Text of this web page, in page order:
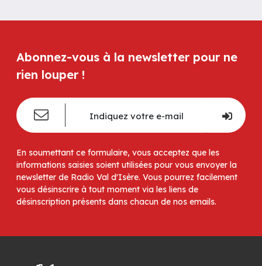
Abonnez-vous à la newsletter pour ne
rien louper !
En soumettant ce formulaire, vous acceptez que les
informations saisies soient utilisées pour vous envoyer la
newsletter de Radio Val d'Isère. Vous pourrez facilement
vous désinscrire à tout moment via les liens de
désinscription présents dans chacun de nos emails.